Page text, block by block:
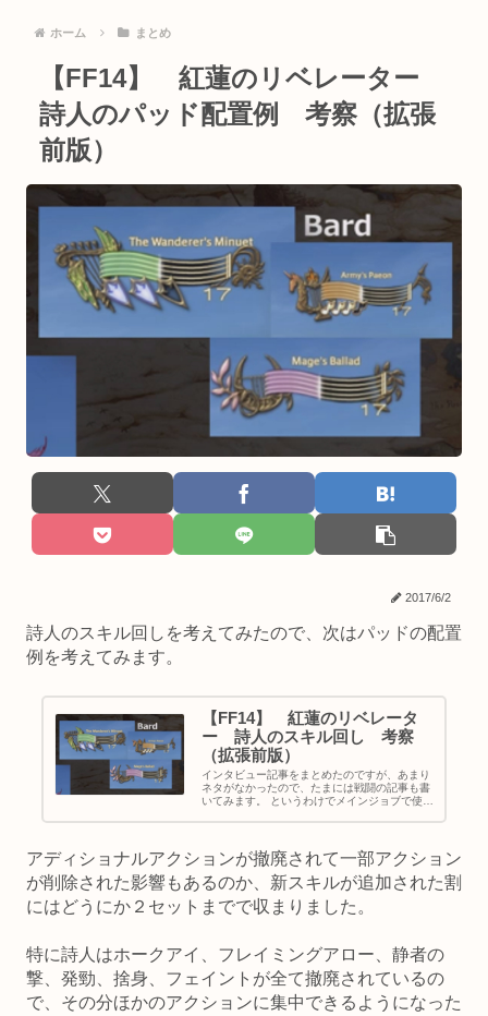
ホーム まとめ
【FF14】 紅蓮のリベレーター
詩人のパッド配置例 考察（拡張
前版）
2017/6/2
詩人のスキル回しを考えてみたので、次はパッドの配置
例を考えてみます。
【FF14】 紅蓮のリベレータ
ー 詩人のスキル回し 考察
（拡張前版）
インタビュー記事をまとめたのですが、あまり
ネタがなかったので、たまには戦闘の記事も書
いてみます。 というわけでメインジョブで使っ
リベレーターからキャストがなくなり歌の仕様
アディショナルアクションが撤廃されて一部アクション
が削除された影響もあるのか、新スキルが追加された割
にはどうにか２セットまでで収まりました。
特に詩人はホークアイ、フレイミングアロー、静者の
撃、発勁、捨身、フェイントが全て撤廃されているの
で、その分ほかのアクションに集中できるようになった